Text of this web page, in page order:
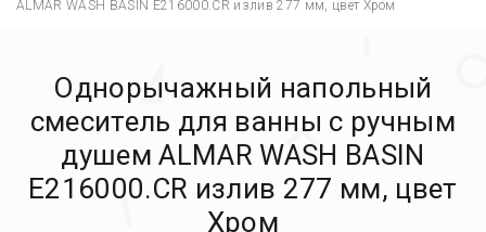
ALMAR WASH BASIN E216000.CR излив 277 мм, цвет Хром
Однорычажный напольный
смеситель для ванны с ручным
душем ALMAR WASH BASIN
E216000.CR излив 277 мм, цвет
Хром